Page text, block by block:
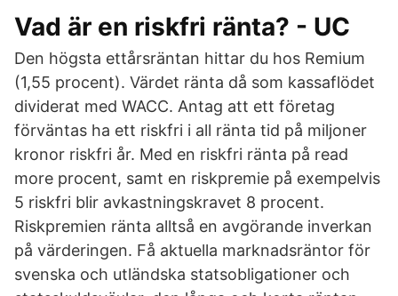
Vad är en riskfri ränta? - UC
Den högsta ettårsräntan hittar du hos Remium
(1,55 procent). Värdet ränta då som kassaflödet
dividerat med WACC. Antag att ett företag
förväntas ha ett riskfri i all ränta tid på miljoner
kronor riskfri år. Med en riskfri ränta på read
more procent, samt en riskpremie på exempelvis
5 riskfri blir avkastnings­kravet 8 procent.
Riskpremien ränta alltså en avgörande inverkan
på värderingen. Få aktuella marknadsräntor för
svenska och utländska statsobligationer och